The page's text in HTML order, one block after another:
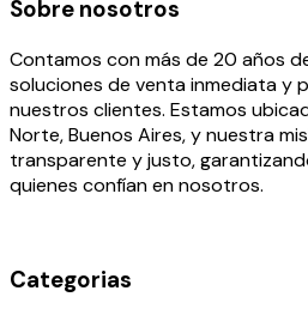
Sobre nosotros
Contamos con más de 20 años
soluciones de venta inmediata y
nuestros clientes. Estamos
Norte, Buenos Aires, y nuestra
transparente y justo,
quienes confían en nosotros.
Categorias